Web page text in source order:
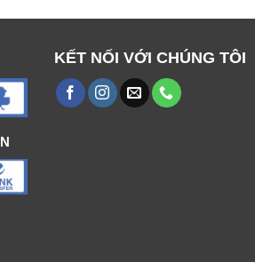
KẾT NỐI VỚI CHÚNG TÔI